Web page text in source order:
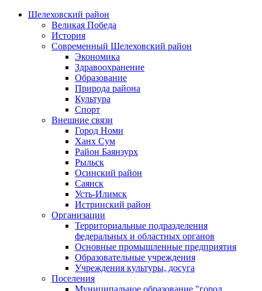
Шелеховский район
Великая Победа
История
Современный Шелеховский район
Экономика
Здравоохранение
Образование
Природа района
Культура
Спорт
Внешние связи
Город Номи
Ханх Сум
Район Баянзурх
Рыльск
Осинский район
Саянск
Усть-Илимск
Истринский район
Организации
Территориальные подразделения
федеральных и областных органов
Основные промышленные предприятия
Образовательные учреждения
Учреждения культуры, досуга
Поселения
Муниципальное образование "город